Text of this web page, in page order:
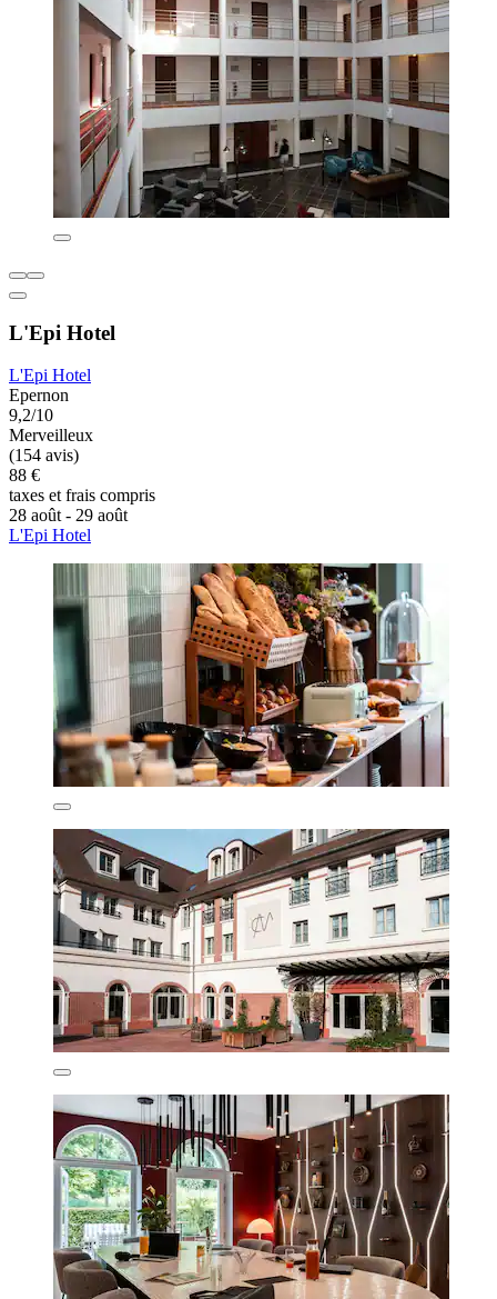
L'Epi Hotel
L'Epi Hotel
Epernon
9,2/10
Merveilleux
(154 avis)
88 €
taxes et frais compris
28 août - 29 août
L'Epi Hotel